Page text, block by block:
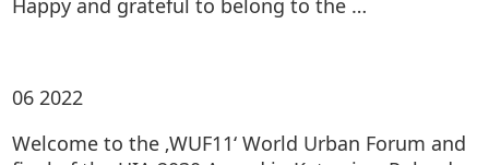
Happy and grateful to belong to the …
06 2022
Welcome to the ‚WUF11‘ World Urban Forum and